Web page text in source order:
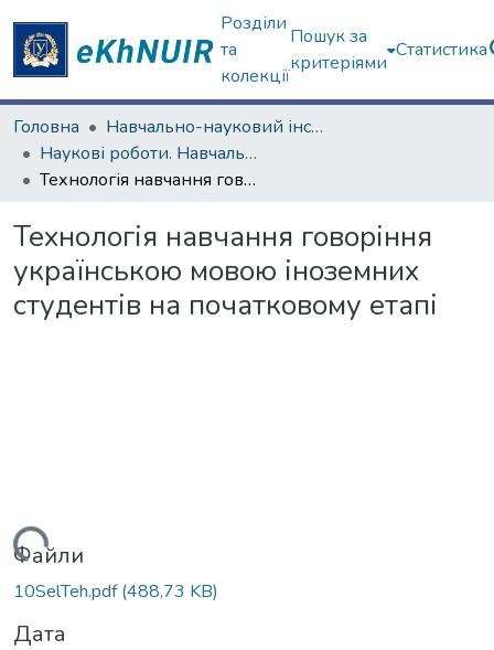
Розділи
та
колекції
Пошук за
критеріями
Статистика
Головна
Навчально-науковий інститут міжнародної освіти
Наукові роботи. Навчально-науковий інститут міжнародної освіти
Технологія навчання говоріння українською мовою іноземних студентів на початковому етапі
Технологія навчання говоріння
українською мовою іноземних
студентів на початковому етапі
Файли
10SelTeh.pdf(488,73 KB)
Дата